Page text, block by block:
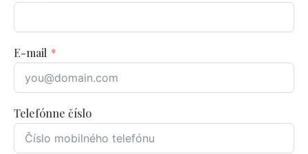
E-mail
Telefónne číslo